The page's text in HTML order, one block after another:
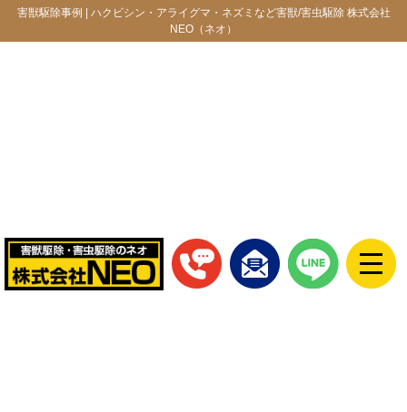
害獣駆除事例 | ハクビシン・アライグマ・ネズミなど害獣/害虫駆除 株式会社
NEO（ネオ）